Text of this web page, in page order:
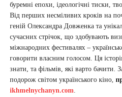
буремні епохи, ідеологічні тиски,
Від перших несміливих кроків на
геній Олександра Довженка та
сучасних стрічок, що здобувають
міжнародних фестивалях –
говорити власним голосом. Ця
знати, та фільмів, які варто бачити.
подорож світом українського кіно,
ikhmelnychanyn.com